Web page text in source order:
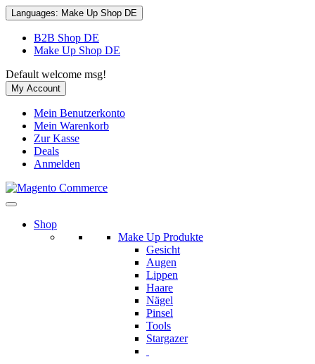
Languages: Make Up Shop DE
B2B Shop DE
Make Up Shop DE
Default welcome msg!
My Account
Mein Benutzerkonto
Mein Warenkorb
Zur Kasse
Deals
Anmelden
Shop
Make Up Produkte
Gesicht
Augen
Lippen
Haare
Nägel
Pinsel
Tools
Stargazer